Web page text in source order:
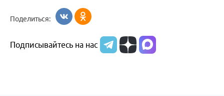
образования
Алтайского
Поделиться:
Подписывайтесь на нас